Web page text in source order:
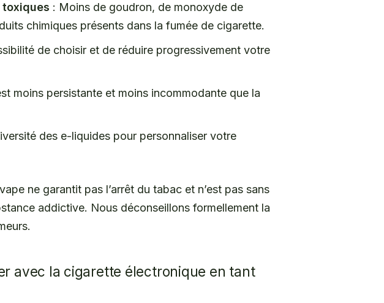
toxiques : Moins de goudron, de monoxyde de
chimiques présents dans la fumée de cigarette.
de choisir et de réduire progressivement votre
moins persistante et moins incommodante que la
des e-liquides pour personnaliser votre
ne garantit pas l’arrêt du tabac et n’est pas sans
addictive. Nous déconseillons formellement la
avec la cigarette électronique en tant